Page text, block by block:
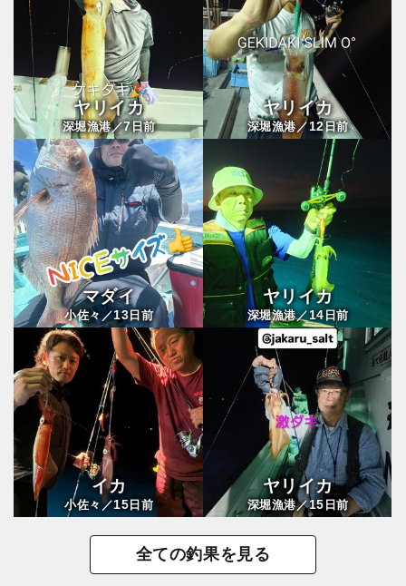
ヤリイカ
深堀漁港／7日前
ヤリイカ
深堀漁港／ 12日前
マダイ
小佐々／13日前
ヤリイカ
深堀漁港／ 14 日前
イカ
小佐々／15日前
ヤリイカ
深堀漁港／15 日前
全ての釣果を見る